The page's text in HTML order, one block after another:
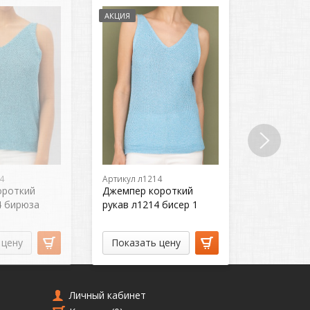
бирюза
Артикул л1214
Джемпер короткий
рукав л1214 бисер 1
АКЦИЯ
Показать цену
Личный кабинет